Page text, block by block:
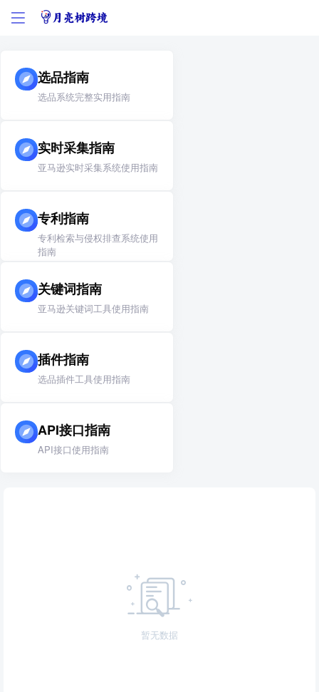
选品指南
选品系统完整实用指南
实时采集指南
亚马逊实时采集系统使用指南
专利指南
专利检索与侵权排查系统使用
指南
关键词指南
亚马逊关键词工具使用指南
插件指南
选品插件工具使用指南
API接口指南
API接口使用指南
暂无数据